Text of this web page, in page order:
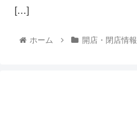
[…]
ホーム 開店・閉店情報